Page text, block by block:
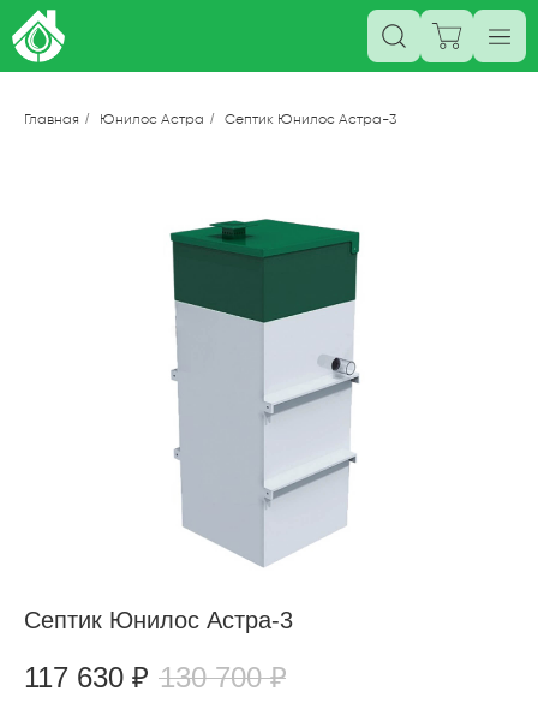
Главная / Юнилос Астра / Септик Юнилос Астра-3
Септик Юнилос Астра-3
117 630 ₽ 130 700 ₽